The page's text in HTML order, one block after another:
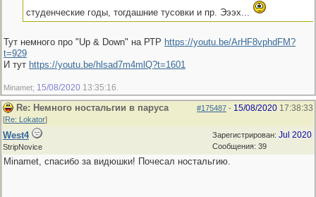
студенческие годы, тогдашние тусовки и пр. Эээх...
Тут немного про "Up & Down" на РТР https://youtu.be/ArHF8vphdFM?
t=929
И тут https://youtu.be/hlsad7m4mlQ?t=1601
Minamet; 15/08/2020 13:35:16
#175487 - 15/08/2020 17:38:33
Re: Немного ностальгии в паруса
[Re: Lokator]
Зарегистрирован: Jul 2020
Сообщения: 39
West4
StripNovice
Minamet, спасибо за видюшки! Почесал ностальгию.